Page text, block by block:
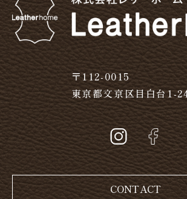
〒112-0015
東京都文京区目白台1-
CONTACT